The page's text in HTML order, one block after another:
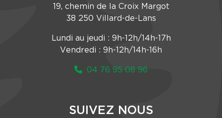
19, chemin de la Croix Margot
38 250 Villard-de-Lans
Lundi au jeudi : 9h-12h/14h-17h
Vendredi : 9h-12h/14h-16h
04 76 95 08 96
SUIVEZ NOUS